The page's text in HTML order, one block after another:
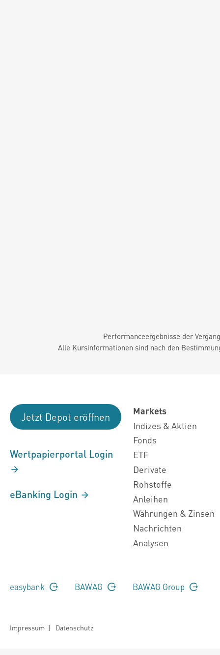
Performanceergebnisse der
Alle Kursinformationen sind nach den
Jetzt Depot eröffnen
Wertpapierportal Login
eBanking Login
Markets
Indizes & Aktien
Fonds
ETF
Derivate
Rohstoffe
Anleihen
Währungen & Zinsen
Nachrichten
Analysen
easybank BAWAG BAWAG Group
Impressum | Datenschutz